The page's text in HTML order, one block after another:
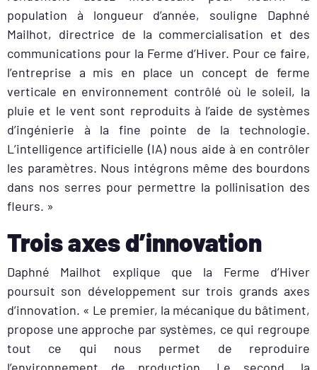
population à longueur d’année, souligne Daphné
Mailhot, directrice de la commercialisation et des
communications pour la Ferme d’Hiver. Pour ce faire,
l’entreprise a mis en place un concept de ferme
verticale en environnement contrôlé où le soleil, la
pluie et le vent sont reproduits à l’aide de systèmes
d’ingénierie à la fine pointe de la technologie.
L’intelligence artificielle (IA) nous aide à en contrôler
les paramètres. Nous intégrons même des bourdons
dans nos serres pour permettre la pollinisation des
fleurs. »
Trois axes d’innovation
Daphné Mailhot explique que la Ferme d’Hiver
poursuit son développement sur trois grands axes
d’innovation. « Le premier, la mécanique du bâtiment,
propose une approche par systèmes, ce qui regroupe
tout ce qui nous permet de reproduire